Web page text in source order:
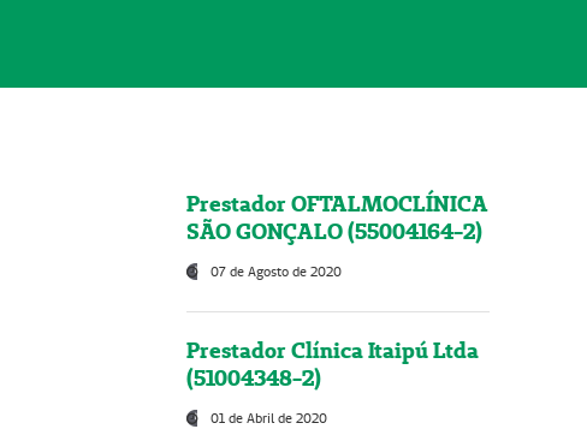
Prestador OFTALMOCLÍNICA
SÃO GONÇALO (55004164-2)
07 de Agosto de 2020
Prestador Clínica Itaipú Ltda
(51004348-2)
01 de Abril de 2020